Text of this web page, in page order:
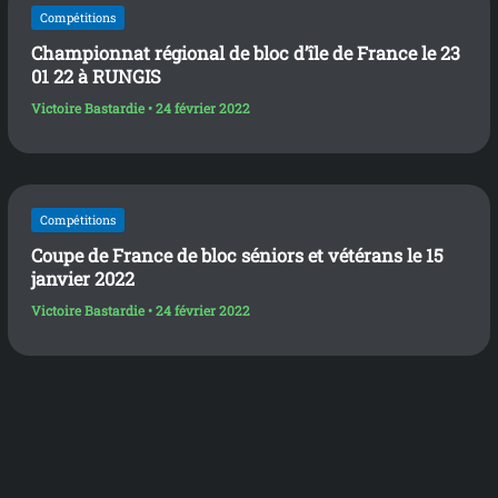
Compétitions
Championnat régional de bloc d’île de France le 23
01 22 à RUNGIS
Victoire Bastardie • 24 février 2022
Compétitions
Coupe de France de bloc séniors et vétérans le 15
janvier 2022
Victoire Bastardie • 24 février 2022